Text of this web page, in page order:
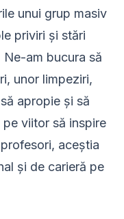
unui grup masiv
priviri și stări
am bucura să
unor limpeziri,
apropie și să
viitor să inspire
aceștia
și de carieră pe